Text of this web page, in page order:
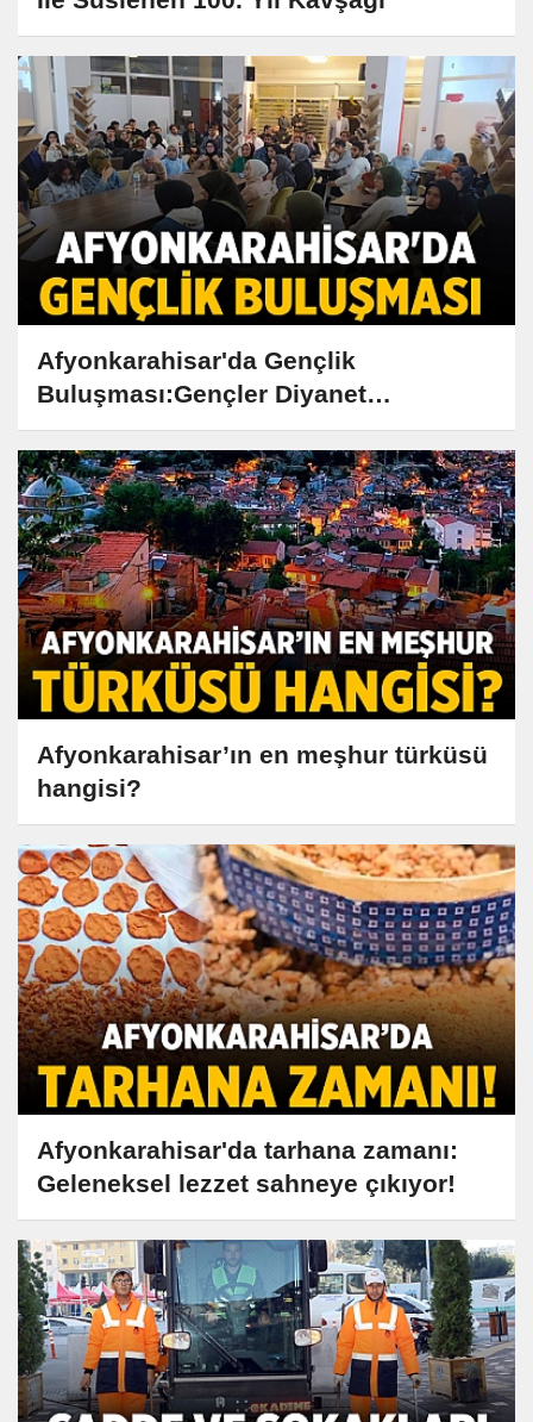
Afyonkarahisar'da Gençlik
Buluşması:Gençler Diyanet
Merkezi'nde bir araya geldi
Afyonkarahisar’ın en meşhur türküsü
hangisi?
Afyonkarahisar'da tarhana zamanı:
Geleneksel lezzet sahneye çıkıyor!